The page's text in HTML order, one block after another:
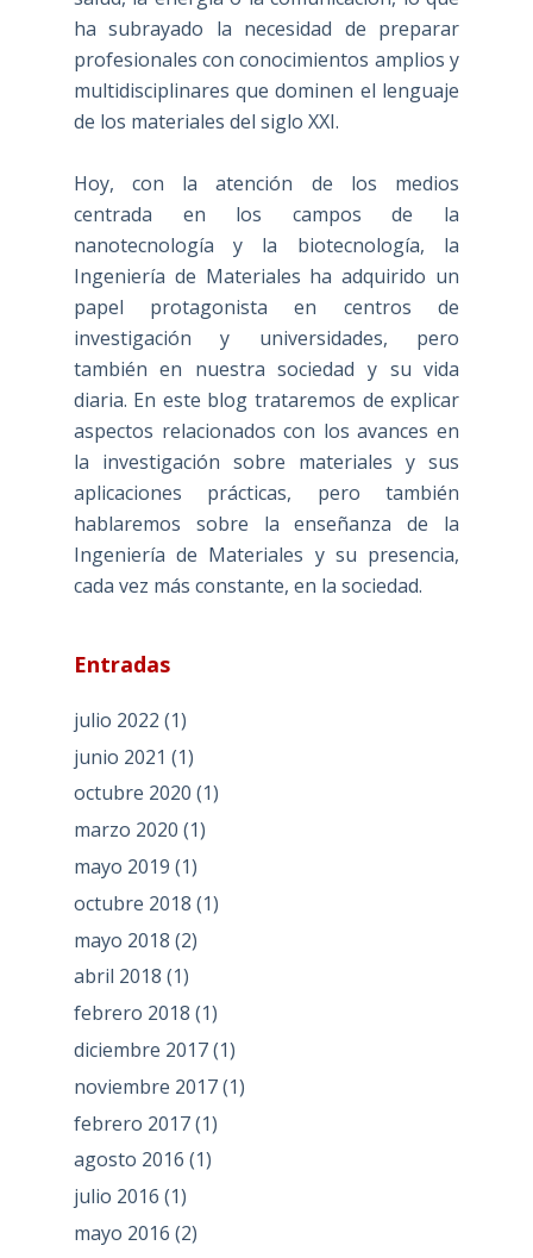
ha subrayado la necesidad de preparar
profesionales con conocimientos amplios y
multidisciplinares que dominen el lenguaje
de los materiales del siglo XXI.
Hoy, con la atención de los medios
centrada en los campos de la
nanotecnología y la biotecnología, la
Ingeniería de Materiales ha adquirido un
papel protagonista en centros de
investigación y universidades, pero
también en nuestra sociedad y su vida
diaria. En este blog trataremos de explicar
aspectos relacionados con los avances en
la investigación sobre materiales y sus
aplicaciones prácticas, pero también
hablaremos sobre la enseñanza de la
Ingeniería de Materiales y su presencia,
cada vez más constante, en la sociedad.
Entradas
julio 2022 (1)
junio 2021 (1)
octubre 2020 (1)
marzo 2020 (1)
mayo 2019 (1)
octubre 2018 (1)
mayo 2018 (2)
abril 2018 (1)
febrero 2018 (1)
diciembre 2017(1)
noviembre 2017(1)
febrero 2017(1)
agosto 2016 (1)
julio 2016 (1)
mayo 2016 (2)